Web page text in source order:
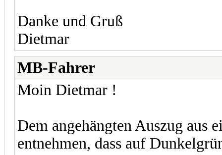
Danke und Gruß
Dietmar
MB-Fahrer
Moin Dietmar !
Dem angehängten Auszug
entnehmen, dass auf